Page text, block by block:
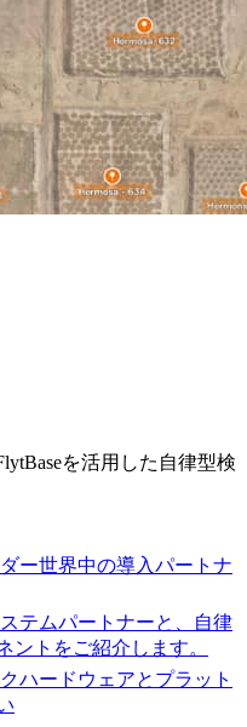
を活用した自律型検
ー世界中の導入パートナ
テムパートナーと、自律
ントをご紹介します。
ハードウェアとプラット